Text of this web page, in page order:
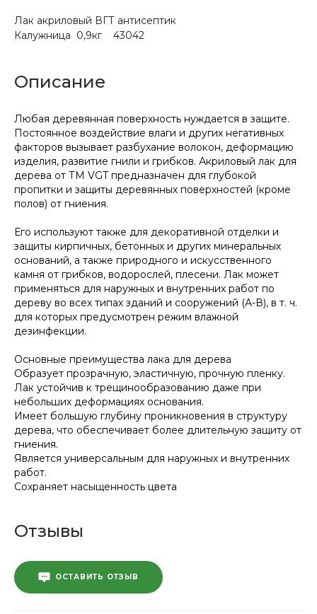
Лак акриловый ВГТ антисептик
Калужница 0,9кг 43042
Описание
Любая деревянная поверхность нуждается в защите.
Постоянное воздействие влаги и других негативных
факторов вызывает разбухание волокон, деформацию
изделия, развитие гнили и грибков. Акриловый лак для
дерева от ТМ VGT предназначен для глубокой
пропитки и защиты деревянных поверхностей (кроме
полов) от гниения.
Его используют также для декоративной отделки и
защиты кирпичных, бетонных и других минеральных
оснований, а также природного и искусственного
камня от грибков, водорослей, плесени. Лак может
применяться для наружных и внутренних работ по
дереву во всех типах зданий и сооружений (А-В), в т. ч.
для которых предусмотрен режим влажной
дезинфекции.
Основные преимущества лака для дерева
Образует прозрачную, эластичную, прочную пленку.
Лак устойчив к трещинообразованию даже при
небольших деформациях основания.
Имеет большую глубину проникновения в структуру
дерева, что обеспечивает более длительную защиту от
гниения.
Является универсальным для наружных и внутренних
работ.
Сохраняет насыщенность цвета
Отзывы
ОСТАВИТЬ ОТЗЫВ